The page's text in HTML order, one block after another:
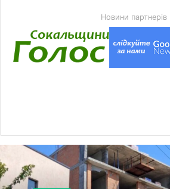
Новини партнерів